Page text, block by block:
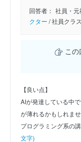
回答者： 社員・元
クター /社員クラ
この
【良い点】
AIが発達している中
が薄れるかもしれませ
プログラミング系の
文字)